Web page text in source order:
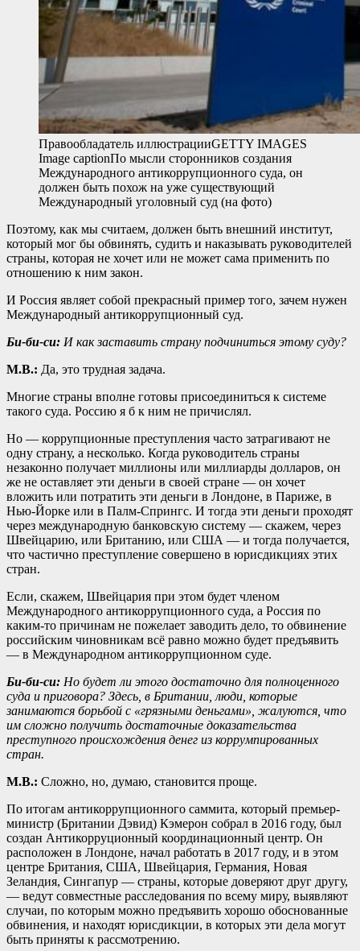
Правообладатель иллюстрацииGETTY IMAGES
Image captionПо мысли сторонников создания
Международного антикоррупционного суда, он
должен быть похож на уже существующий
Международный уголовный суд (на фото)
Поэтому, как мы считаем, должен быть внешний институт,
который мог бы обвинять, судить и наказывать руководителей
страны, которая не хочет или не может сама применить по
отношению к ним закон.
И Россия являет собой прекрасный пример того, зачем нужен
Международный антикоррупционный суд.
Би-би-си: И как заставить страну подчиниться этому суду?
М.В.: Да, это трудная задача.
Многие страны вполне готовы присоединиться к системе
такого суда. Россию я б к ним не причислял.
Но — коррупционные преступления часто затрагивают не
одну страну, а несколько. Когда руководитель страны
незаконно получает миллионы или миллиарды долларов, он
же не оставляет эти деньги в своей стране — он хочет
вложить или потратить эти деньги в Лондоне, в Париже, в
Нью-Йорке или в Палм-Спрингс. И тогда эти деньги проходят
через международную банковскую систему — скажем, через
Швейцарию, или Британию, или США — и тогда получается,
что частично преступление совершено в юрисдикциях этих
стран.
Если, скажем, Швейцария при этом будет членом
Международного антикоррупционного суда, а Россия по
каким-то причинам не пожелает заводить дело, то обвинение
российским чиновникам всё равно можно будет предъявить
— в Международном антикоррупционном суде.
Би-би-си: Но будет ли этого достаточно для полноценного
суда и приговора? Здесь, в Британии, люди, которые
занимаются борьбой с «грязными деньгами», жалуются, что
им сложно получить достаточные доказательства
преступного происхождения денег из коррумпированных
стран.
М.В.: Сложно, но, думаю, становится проще.
По итогам антикоррупционного саммита, который премьер-
министр (Британии Дэвид) Кэмерон собрал в 2016 году, был
создан Антикорруционный координационный центр. Он
расположен в Лондоне, начал работать в 2017 году, и в этом
центре Британия, США, Швейцария, Германия, Новая
Зеландия, Сингапур — страны, которые доверяют друг другу,
— ведут совместные расследования по всему миру, выявляют
случаи, по которым можно предъявить хорошо обоснованные
обвинения, и находят юрисдикции, в которых эти дела могут
быть приняты к рассмотрению.